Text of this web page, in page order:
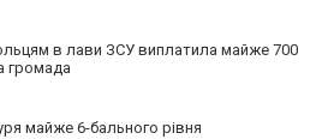
в лави ЗСУ виплатила майже 700
громада
майже 6-бального рівня